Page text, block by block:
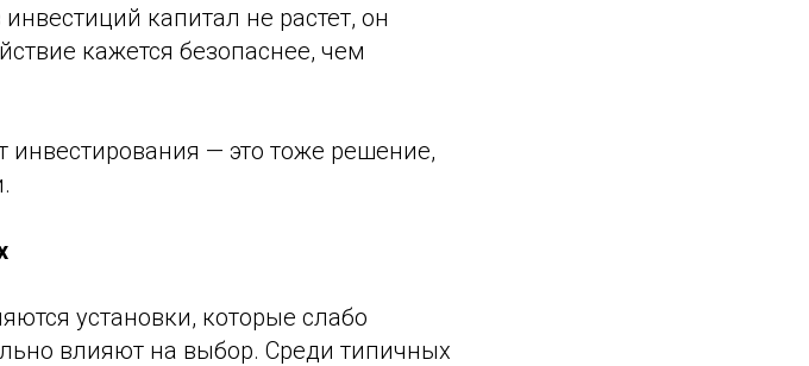
капитал не растет, он
кажется безопаснее, чем
инвестирования — это тоже решение,
установки, которые слабо
влияют на выбор. Среди типичных